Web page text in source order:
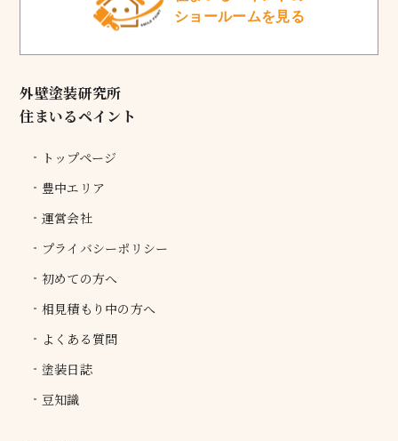
ショールームを見る
外壁塗装研究所
住まいるペイント
トップページ
豊中エリア
運営会社
プライバシーポリシー
初めての方へ
相見積もり中の方へ
よくある質問
塗装日誌
豆知識